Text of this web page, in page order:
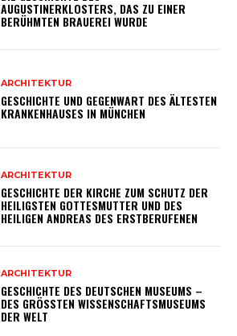
AUGUSTINERKLOSTERS, DAS ZU EINER
BERÜHMTEN BRAUEREI WURDE
ARCHITEKTUR
GESCHICHTE UND GEGENWART DES ÄLTESTEN
KRANKENHAUSES IN MÜNCHEN
ARCHITEKTUR
GESCHICHTE DER KIRCHE ZUM SCHUTZ DER
HEILIGSTEN GOTTESMUTTER UND DES
HEILIGEN ANDREAS DES ERSTBERUFENEN
ARCHITEKTUR
GESCHICHTE DES DEUTSCHEN MUSEUMS –
DES GRÖSSTEN WISSENSCHAFTSMUSEUMS D
ER WELT